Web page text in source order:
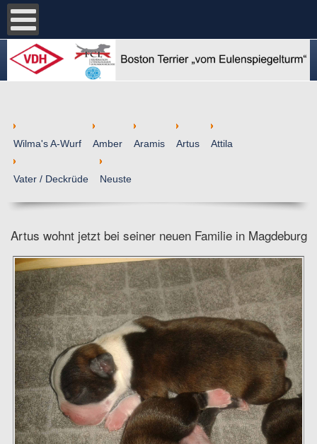
Wilma's A-Wurf Amber Aramis Artus Attila
Vater / Deckrüde Neuste
Artus wohnt jetzt bei seiner neuen Familie in Magdeburg